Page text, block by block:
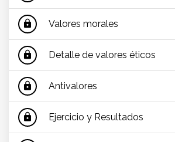
lock Valores morales
lock Detalle de valores éticos
lock Antivalores
lock Ejercicio y Resultados